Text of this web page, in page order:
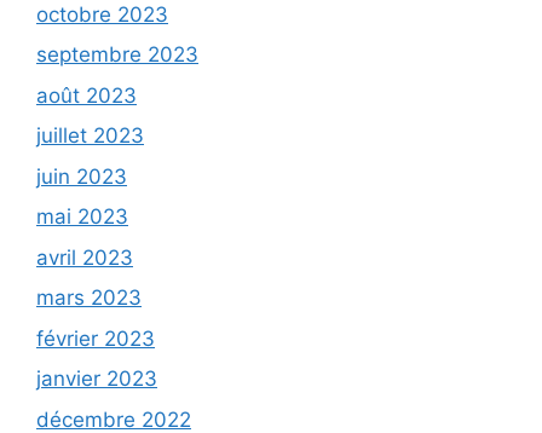
octobre 2023
septembre 2023
août 2023
juillet 2023
juin 2023
mai 2023
avril 2023
mars 2023
février 2023
janvier 2023
décembre 2022